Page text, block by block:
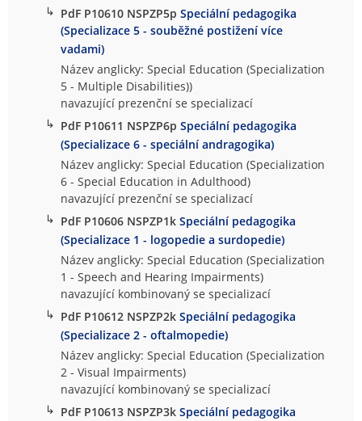
↳ PdF P10610 NSPZP5pSpeciální pedagogika
(Specializace 5 - souběžné postižení více
vadami)
Název anglicky: Special Education (Specialization
5 - Multiple Disabilities))
navazující prezenční se specializací
↳ PdF P10611 NSPZP6pSpeciální pedagogika
(Specializace 6 - speciální andragogika)
Název anglicky: Special Education (Specialization
6 - Special Education in Adulthood)
navazující prezenční se specializací
↳ PdF P10606 NSPZP1kSpeciální pedagogika
(Specializace 1 - logopedie a surdopedie)
Název anglicky: Special Education (Specialization
1 - Speech and Hearing Impairments)
navazující kombinovaný se specializací
↳ PdF P10612 NSPZP2kSpeciální pedagogika
(Specializace 2 - oftalmopedie)
Název anglicky: Special Education (Specialization
2 - Visual Impairments)
navazující kombinovaný se specializací
↳ PdF P10613 NSPZP3kSpeciální pedagogika